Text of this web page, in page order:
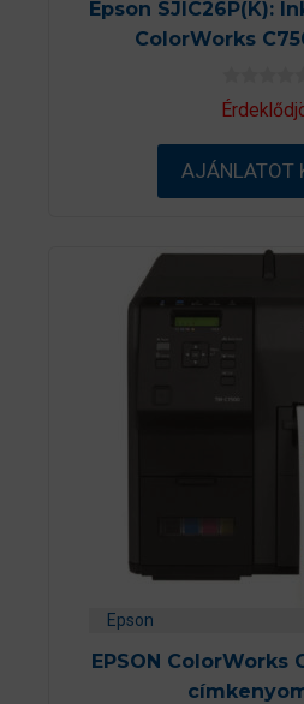
Epson SJIC26P(K):
ColorWorks
0
a
-
ő
AJÁNLATOT
Epson
EPSON ColorWorks